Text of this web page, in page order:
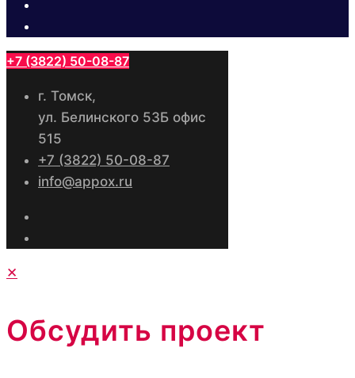
+7 (3822) 50-08-87
г. Томск,
ул. Белинского 53Б офис
515
+7 (3822) 50-08-87
info@appox.ru
✕
Обсудить проект